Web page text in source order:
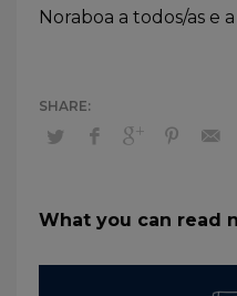
Noraboa a todos/as e
What you can read